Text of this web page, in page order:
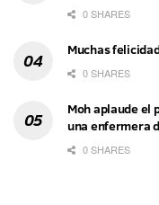
0 SHARES
Muchas
0 SHARES
Moh aplaude el
una enfermera
0 SHARES